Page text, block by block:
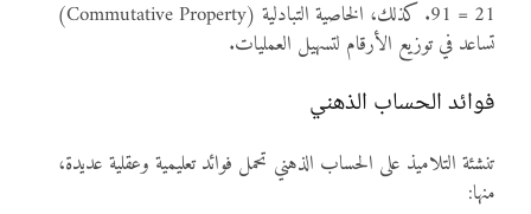
21 = 91. كذلك، الخاصية التبادلية (Commutative Property)
تساعد في توزيع الأرقام لتسهيل العمليات.
فوائد الحساب الذهني
تنشئة التلاميذ على الحساب الذهني تحمل فوائد تعليمية وعقلية عديدة،
منها: